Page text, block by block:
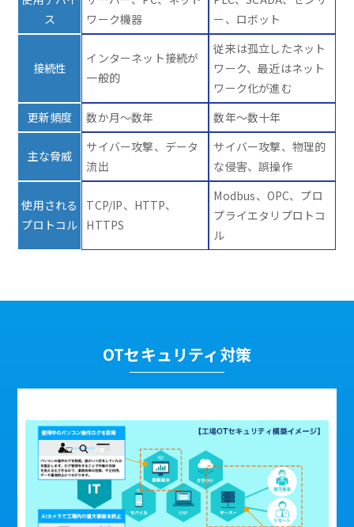
ス
ワーク機器
ー、ロボット
接続性
インターネット接続が
一般的
従来は孤立したネット
ワーク、最近はネット
ワーク化が進む
更新頻度
数か月～数年 数年～数十年
主な脅威
サイバー攻撃、データ
流出
サイバー攻撃、物理的
な侵害、誤操作
使用される
プロトコル
TCP/IP、HTTP、
HTTPS
Modbus、OPC、プロ
プライエタリプロトコ
ル
OTセキュリティ対策